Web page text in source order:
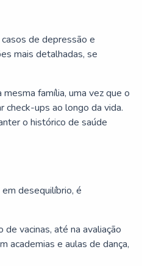
de depressão e
mais detalhadas, se
família, uma vez que o
check-ups ao longo da vida.
o histórico de saúde
desequilíbrio, é
vacinas, até na avaliação
academias e aulas de dança,